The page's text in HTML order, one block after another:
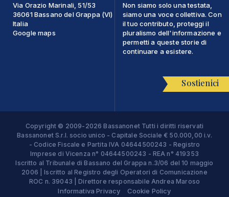
Via Orazio Marinali, 51/53
36061 Bassano del Grappa (VI)
Italia
Google maps
Non siamo solo una testata,
siamo una voce collettiva. Con
il tuo contributo, proteggi il
pluralismo dell'informazione e
permetti a queste storie di
continuare a esistere.
Sostienici
Copyright © 2009-2026 Bassanonet Tutti i diritti riservati
Bassanonet S.r.l. socio unico - Capitale Sociale € 50.000,00 i.v.
- Codice Fiscale e Partita IVA 04644500243 - Registro
Imprese di Vicenza n° 04644500243 - REA n° 419353
Iscritto al Tribunale di Bassano del Grappa n.3/06 del 10 maggio
2006 | Iscritto al Registro degli Operatori di Comunicazione
ROC n. 39043 | Direttore responsabile Andrea Maroso
Informativa Privacy
Cookie Policy